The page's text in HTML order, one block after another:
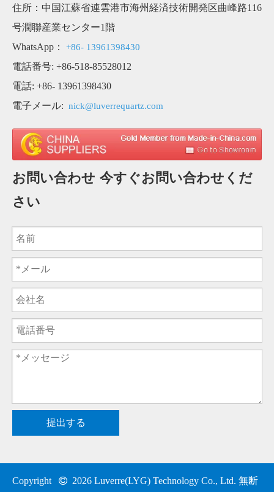
住所：中国江蘇省連雲港市海州経済技術開発区曲峰路116
号潤聯産業センター1階
WhatsApp： +86- 13961398430
電話番号: +86-518-85528012
電話: +86- 13961398430
電子メール: nick@luverrequartz.com
お問い合わせ 今すぐお問い合わせくだ
さい
提出する
Copyright  2026 Luverre(LYG) Technology Co., Ltd. 無断